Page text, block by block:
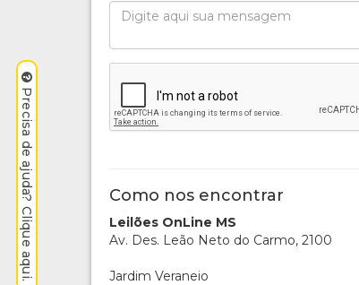
Como nos encontrar
Leilões OnLine MS
Av. Des. Leão Neto do Carmo, 2100
Jardim Veraneio
Precisa de ajuda? Clique aqui.